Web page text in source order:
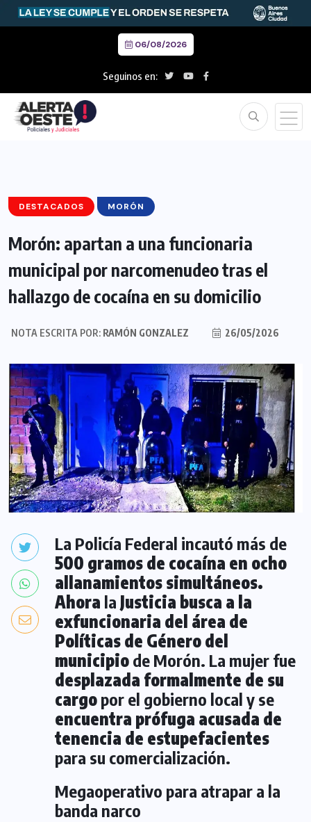
06/08/2026
Seguinos en:
DESTACADOS MORÓN
Morón: apartan a una funcionaria
municipal por narcomenudeo tras el
hallazgo de cocaína en su domicilio
NOTA ESCRITA POR: RAMÓN GONZALEZ 26/05/2026
La Policía Federal incautó más de
500 gramos de cocaína en ocho
allanamientos simultáneos.
Ahora la Justicia busca a la
exfuncionaria del área de
Políticas de Género del
municipio de Morón. La mujer fue
desplazada formalmente de su
cargo por el gobierno local y se
encuentra prófuga acusada de
tenencia de estupefacientes
para su comercialización.
Megaoperativo para atrapar a la
banda narco